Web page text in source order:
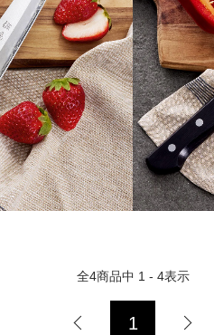
全4商品中 1 - 4表示
1